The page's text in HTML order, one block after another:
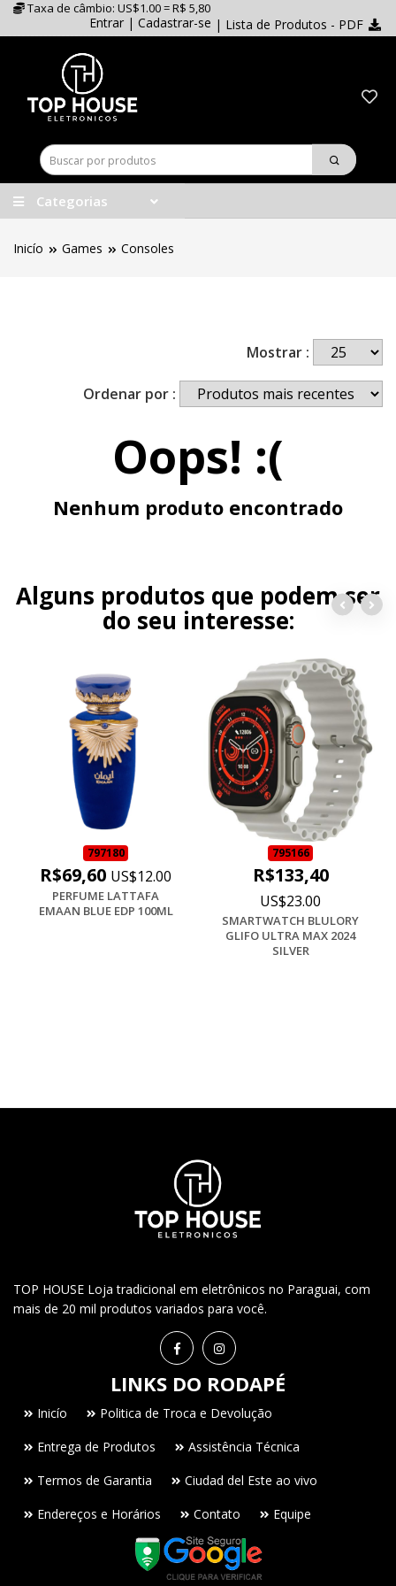
Taxa de câmbio: US$1.00 = R$ 5,80
Entrar | Cadastrar-se | Lista de Produtos - PDF
Categorias
Inicío Games Consoles
Mostrar :
Ordenar por :
Oops! :(
Nenhum produto encontrado
Alguns produtos que podem ser
do seu interesse:
797180
R$69,60 US$12.00
PERFUME LATTAFA
EMAAN BLUE EDP 100ML
795166
R$133,40
US$23.00
SMARTWATCH BLULORY
GLIFO ULTRA MAX 2024
SILVER
TOP HOUSE Loja tradicional em eletrônicos no Paraguai, com
mais de 20 mil produtos variados para você.
LINKS DO RODAPÉ
Inicío
Politica de Troca e Devolução
Entrega de Produtos
Assistência Técnica
Termos de Garantia
Ciudad del Este ao vivo
Endereços e Horários
Contato Equipe